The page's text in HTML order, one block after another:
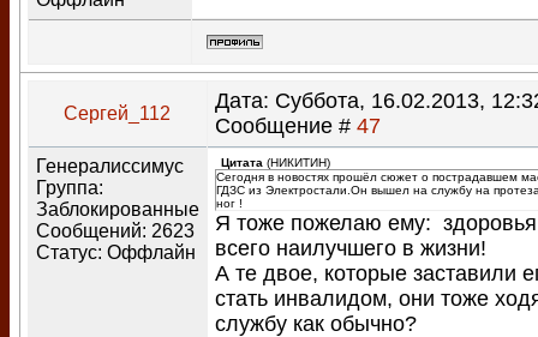
Сергей_112
Дата: Суббота, 16.02.2013,
Сообщение # 47
Генералиссимус
Группа:
Заблокированные
Сообщений: 2623
Статус: Оффлайн
Цитата (НИКИТИН)
Сегодня в новостях прошёл сюжет о пострадавшем
ГДЗС из Электростали.Он вышел на службу на
ног !
Я тоже пожелаю ему:
всего наилучшего в жизни!
А те двое, которые заставили
стать инвалидом, они тоже
службу как обычно?